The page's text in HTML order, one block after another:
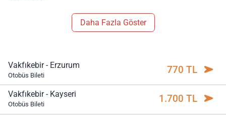
Daha Fazla Göster
Vakfıkebir - Erzurum
Otobüs Bileti 770 TL
Vakfıkebir - Kayseri
Otobüs Bileti 1.700 TL